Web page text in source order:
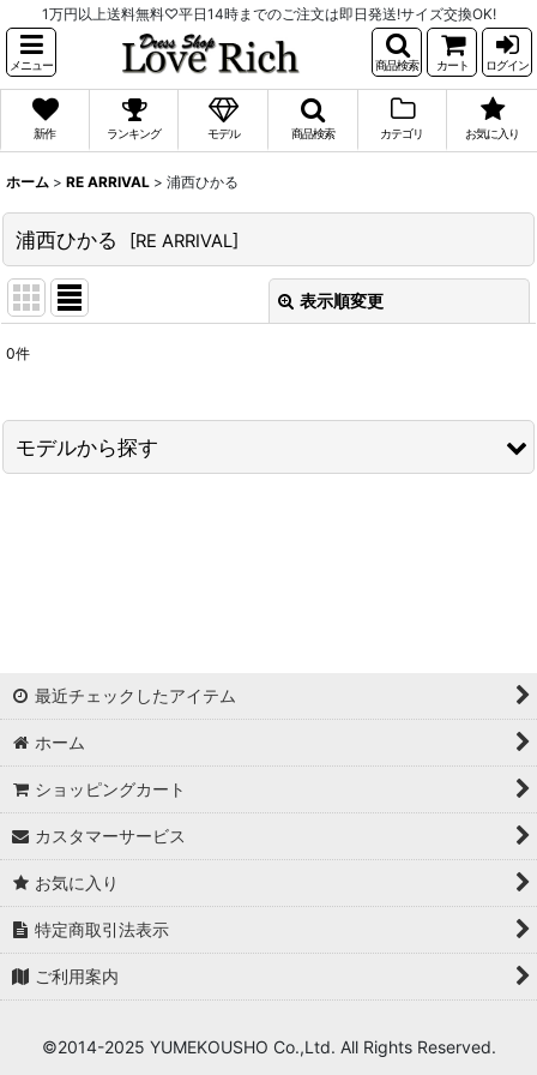
1万円以上送料無料♡平日14時までのご注文は即日発送!サイズ交換OK!
メニュー 商品検索 カート ログイン
新作 ランキング モデル 商品検索 カテゴリ お気に入り
ホーム > RE ARRIVAL > 浦西ひかる
浦西ひかる [RE ARRIVAL]
表示順変更
並び順
0件
モデルから探す
AN
みみ
華
杉山佳那惠
真優川咲
最近チェックしたアイテム
ホーム
ショッピングカート
カスタマーサービス
お気に入り
特定商取引法表示
ご利用案内
©2014-2025 YUMEKOUSHO Co.,Ltd. All Rights Reserved.